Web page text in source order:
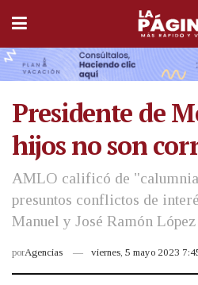
Presidente de
hijos no son
AMLO calificó de
presuntos conflictos de
Manuel y José Ramón
porAgencias viernes, 5 mayo 2023